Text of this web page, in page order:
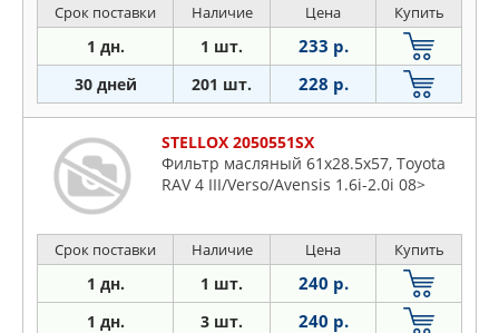
Срок поставки Наличие Цена Купить
1 дн. 1 шт. 233 р.
30 дней 201 шт. 228 р.
STELLOX 2050551SX
Фильтр масляный 61x28.5x57, Toyota
RAV 4 III/Verso/Avensis 1.6i-2.0i 08>
Срок поставки Наличие Цена Купить
1 дн. 1 шт. 240 р.
1 дн. 3 шт. 240 р.